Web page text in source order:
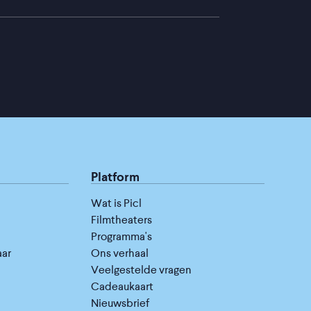
Platform
Wat is Picl
Filmtheaters
Programma's
Ons verhaal
Veelgestelde vragen
Cadeaukaart
Nieuwsbrief